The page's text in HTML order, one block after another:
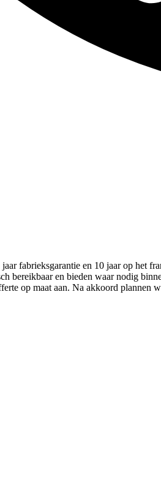
fabrieksgarantie en 10 jaar op het
bereikbaar en bieden waar nodig
op maat aan. Na akkoord plannen